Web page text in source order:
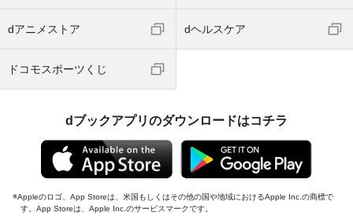
dアニメストア dヘルスケア
ドコモスポーツくじ
dブックアプリのダウンロードはコチラ
Appleのロゴ、App Storeは、米国もしくはその他の国や地域におけるApple Inc.の商標で
す。App Storeは、Apple Inc.のサービスマークです。